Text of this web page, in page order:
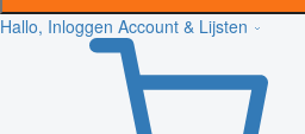
Hallo, Inloggen Account & Lijsten